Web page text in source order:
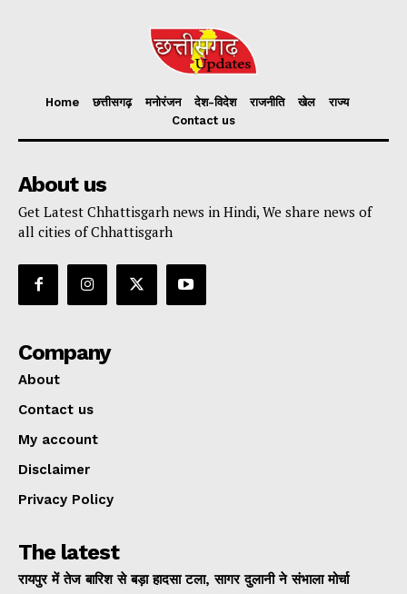
Home छत्तीसगढ़ मनोरंजन देश-विदेश राजनीति खेल
राज्य
Contact us
About us
Get Latest Chhattisgarh news in Hindi, We share news of
all cities of Chhattisgarh
Company
About
Contact us
My account
Disclaimer
Privacy Policy
The latest
रायपुर में तेज बारिश से बड़ा हादसा टला, सागर दुलानी ने संभाला मोर्चा